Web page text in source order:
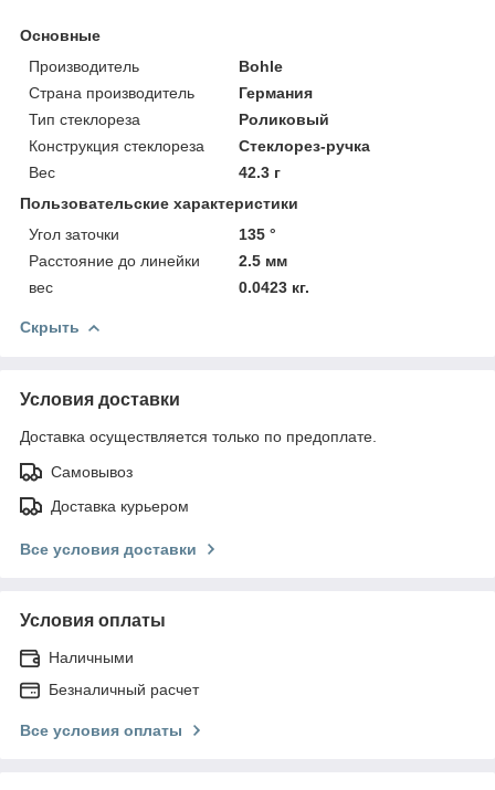
Основные
Производитель
Bohle
Страна производитель
Германия
Тип стеклореза
Роликовый
Конструкция стеклореза
Стеклорез-ручка
Вес
42.3 г
Пользовательские характеристики
Угол заточки
135 °
Расстояние до линейки
2.5 мм
вес
0.0423 кг.
Скрыть
Условия доставки
Доставка осуществляется только по предоплате.
Самовывоз
Доставка курьером
Все условия доставки
Условия оплаты
Наличными
Безналичный расчет
Все условия оплаты